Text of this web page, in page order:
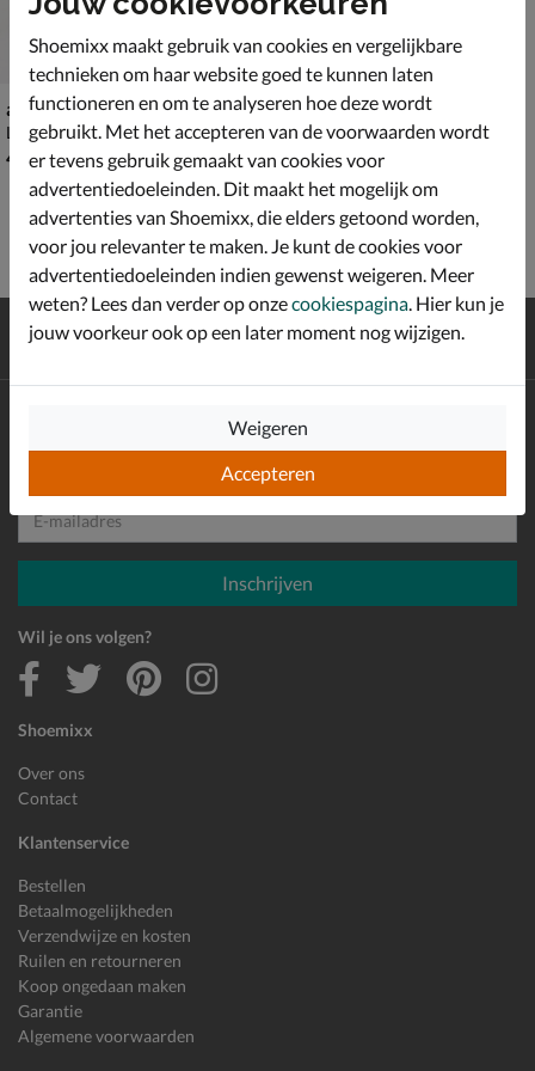
adidas Breakbase JR
Lage sneakers - multi
€ 49,99
49 ,99
verzending en retour*
Shoemixx
Over ons
Contact
Klantenservice
Bestellen
Betaalmogelijkheden
Verzendwijze en kosten
Ruilen en retourneren
Koop ongedaan maken
Garantie
Algemene voorwaarden
Schrijf je in voor de Shoemixx nieuwsbrief en ontvang €10,-
E-mailadres
Inschrijven
Wil je ons volgen?
Shoemixx maakt gebruik van cookies en vergelijkbare
technieken om haar website goed te kunnen laten
functioneren en om te analyseren hoe deze wordt
gebruikt. Met het accepteren van de voorwaarden wordt
er tevens gebruik gemaakt van cookies voor
advertentiedoeleinden. Dit maakt het mogelijk om
advertenties van Shoemixx, die elders getoond worden,
voor jou relevanter te maken. Je kunt de cookies voor
advertentiedoeleinden indien gewenst weigeren. Meer
weten? Lees dan verder op onzecookiespagina . Hier kun je
jouw voorkeur ook op een later moment nog wijzigen.
Accepteren
Weigeren